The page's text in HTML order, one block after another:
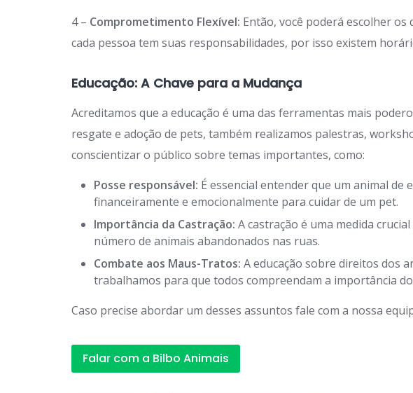
4 – Comprometimento Flexível: Então, você poderá escolher os
cada pessoa tem suas responsabilidades, por isso existem
Educação: A Chave para a Mudança
Acreditamos que a educação é uma das ferramentas mais
resgate e adoção de pets, também realizamos palestras,
conscientizar o público sobre temas importantes, como:
Posse responsável: É essencial entender que um animal
financeiramente e emocionalmente para cuidar de um pet.
Importância da Castração: A castração é uma medida
número de animais abandonados nas ruas.
Combate aos Maus-Tratos: A educação sobre direitos dos
trabalhamos para que todos compreendam a importância
Caso precise abordar um desses assuntos fale com a nossa
Falar com a Bilbo Animais